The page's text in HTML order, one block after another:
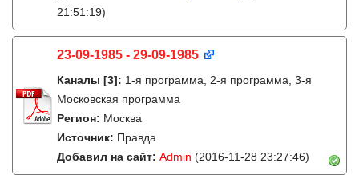
21:51:19)
23-09-1985 - 29-09-1985
Каналы [3]: 1-я программа, 2-я программа, 3-я
Московская программа
Регион: Москва
Источник: Правда
Добавил на сайт: Admin (2016-11-28 23:27:46)